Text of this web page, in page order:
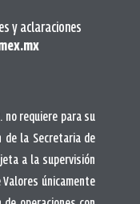
y aclaraciones
no requiere para su
de la Secretaria de
a la supervisión
Valores únicamente